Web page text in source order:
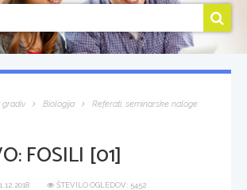
gradiv Biologija
Referati, seminarske naloge
FOSILI [01]
ŠTEVILO OGLEDOV: 5452